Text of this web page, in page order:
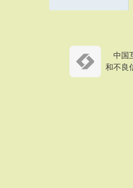
中国
和不良